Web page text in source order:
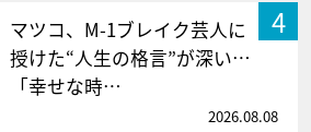
4
マツコ、M-1ブレイク芸人に
授けた“人生の格言”が深い…
「幸せな時…
2026.08.08